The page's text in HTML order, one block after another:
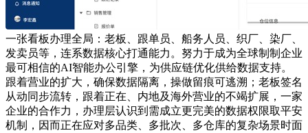
一张看板办理全局：老板、跟单员、船务人员、织厂、染厂、
发卖员等，连系数据核心打通能力。努力于成为全球制制企业
最可相信的AI智能办公引擎，为供应链优化供给数据支持。
跟着营业的扩大，确保数据隔离，操做留痕可逃溯；老板签名
从动同步流转，跟着正在、内地及海外营业的不竭扩展，一家
企业的合作力，办理层认识到需成立更完美的数据权限取平安
机制，因而正在应对多品类、多批次、多仓库的复杂场景时面